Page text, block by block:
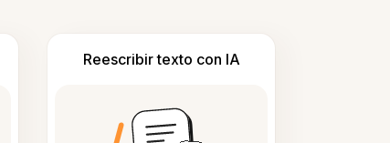
Reescribir texto con IA